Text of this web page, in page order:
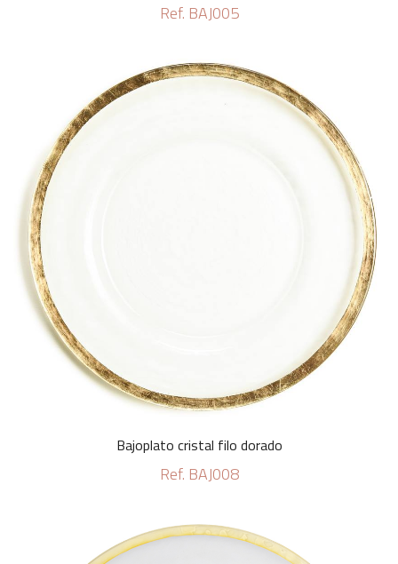
Ref. BAJ005
Bajoplato cristal filo dorado
Ref. BAJ008